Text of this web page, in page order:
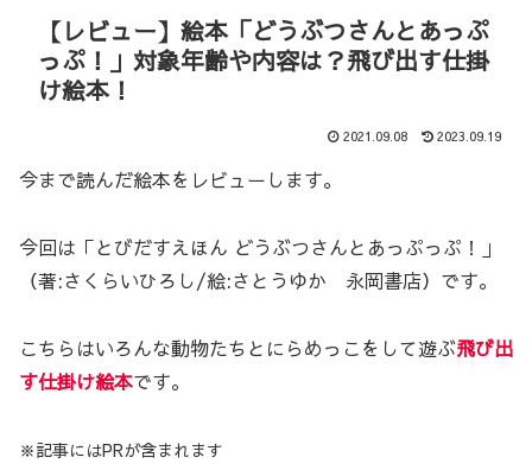
【レビュー】絵本「どうぶつさんとあっぷ
っぷ！」対象年齢や内容は？飛び出す仕掛
け絵本！
2021.09.08 2023.09.19
今まで読んだ絵本をレビューします。
今回は「とびだすえほん どうぶつさんとあっぷっぷ！」
（著:さくらいひろし/絵:さとうゆか 永岡書店）です。
こちらはいろんな動物たちとにらめっこをして遊ぶ飛び出
す仕掛け絵本です。
※記事にはPRが含まれます